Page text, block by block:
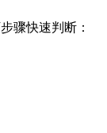
骤快速判断：